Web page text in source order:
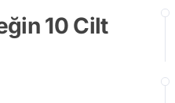
10 Cilt